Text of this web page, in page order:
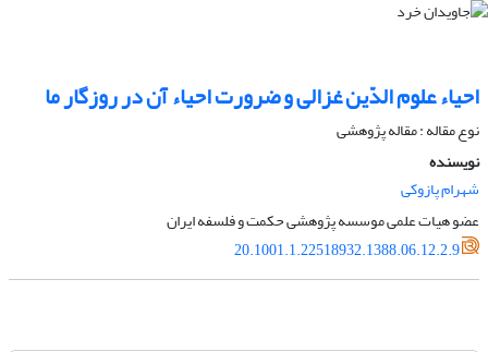
احیاء علوم ‌الدّین غزالی و ضرورت احیاء آن در روزگار ما
نوع مقاله : مقاله پژوهشی
نویسنده
شهرام پازوکی
عضو هیات علمی موسسه پژوهشی حکمت و فلسفه ایران
20.1001.1.22518932.1388.06.12.2.9